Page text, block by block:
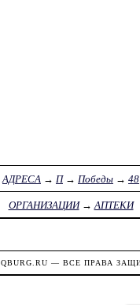
АДРЕСА → П→ Победы → 48
ОРГАНИЗАЦИИ→ АПТЕКИ
QBURG.RU — ВСЕ ПРАВА